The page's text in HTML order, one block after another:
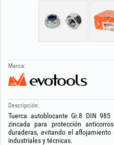
Marca:
Descripción:
Tuerca autoblocante Gr.8 DIN
zincada para protección
duraderas, evitando el
industriales y técnicas.